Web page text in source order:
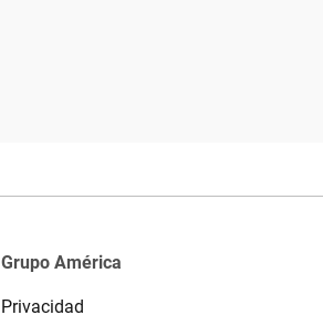
Grupo América
Privacidad